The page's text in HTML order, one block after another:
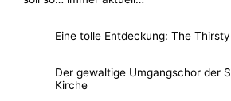
Eine tolle Entdeckung: The
Der gewaltige Umgangschor der
Kirche